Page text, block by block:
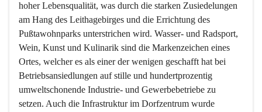
hoher Lebensqualität, was durch die starken Zusiedelungen
am Hang des Leithagebirges und die Errichtung des
Pußtawohnparks unterstrichen wird. Wasser- und Radsport,
Wein, Kunst und Kulinarik sind die Markenzeichen eines
Ortes, welcher es als einer der wenigen geschafft hat bei
Betriebsansiedlungen auf stille und hundertprozentig
umweltschonende Industrie- und Gewerbebetriebe zu
setzen. Auch die Infrastruktur im Dorfzentrum wurde